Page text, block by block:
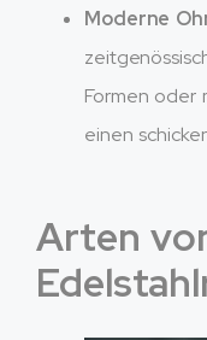
Moderne
Formen oder
einen
Arten